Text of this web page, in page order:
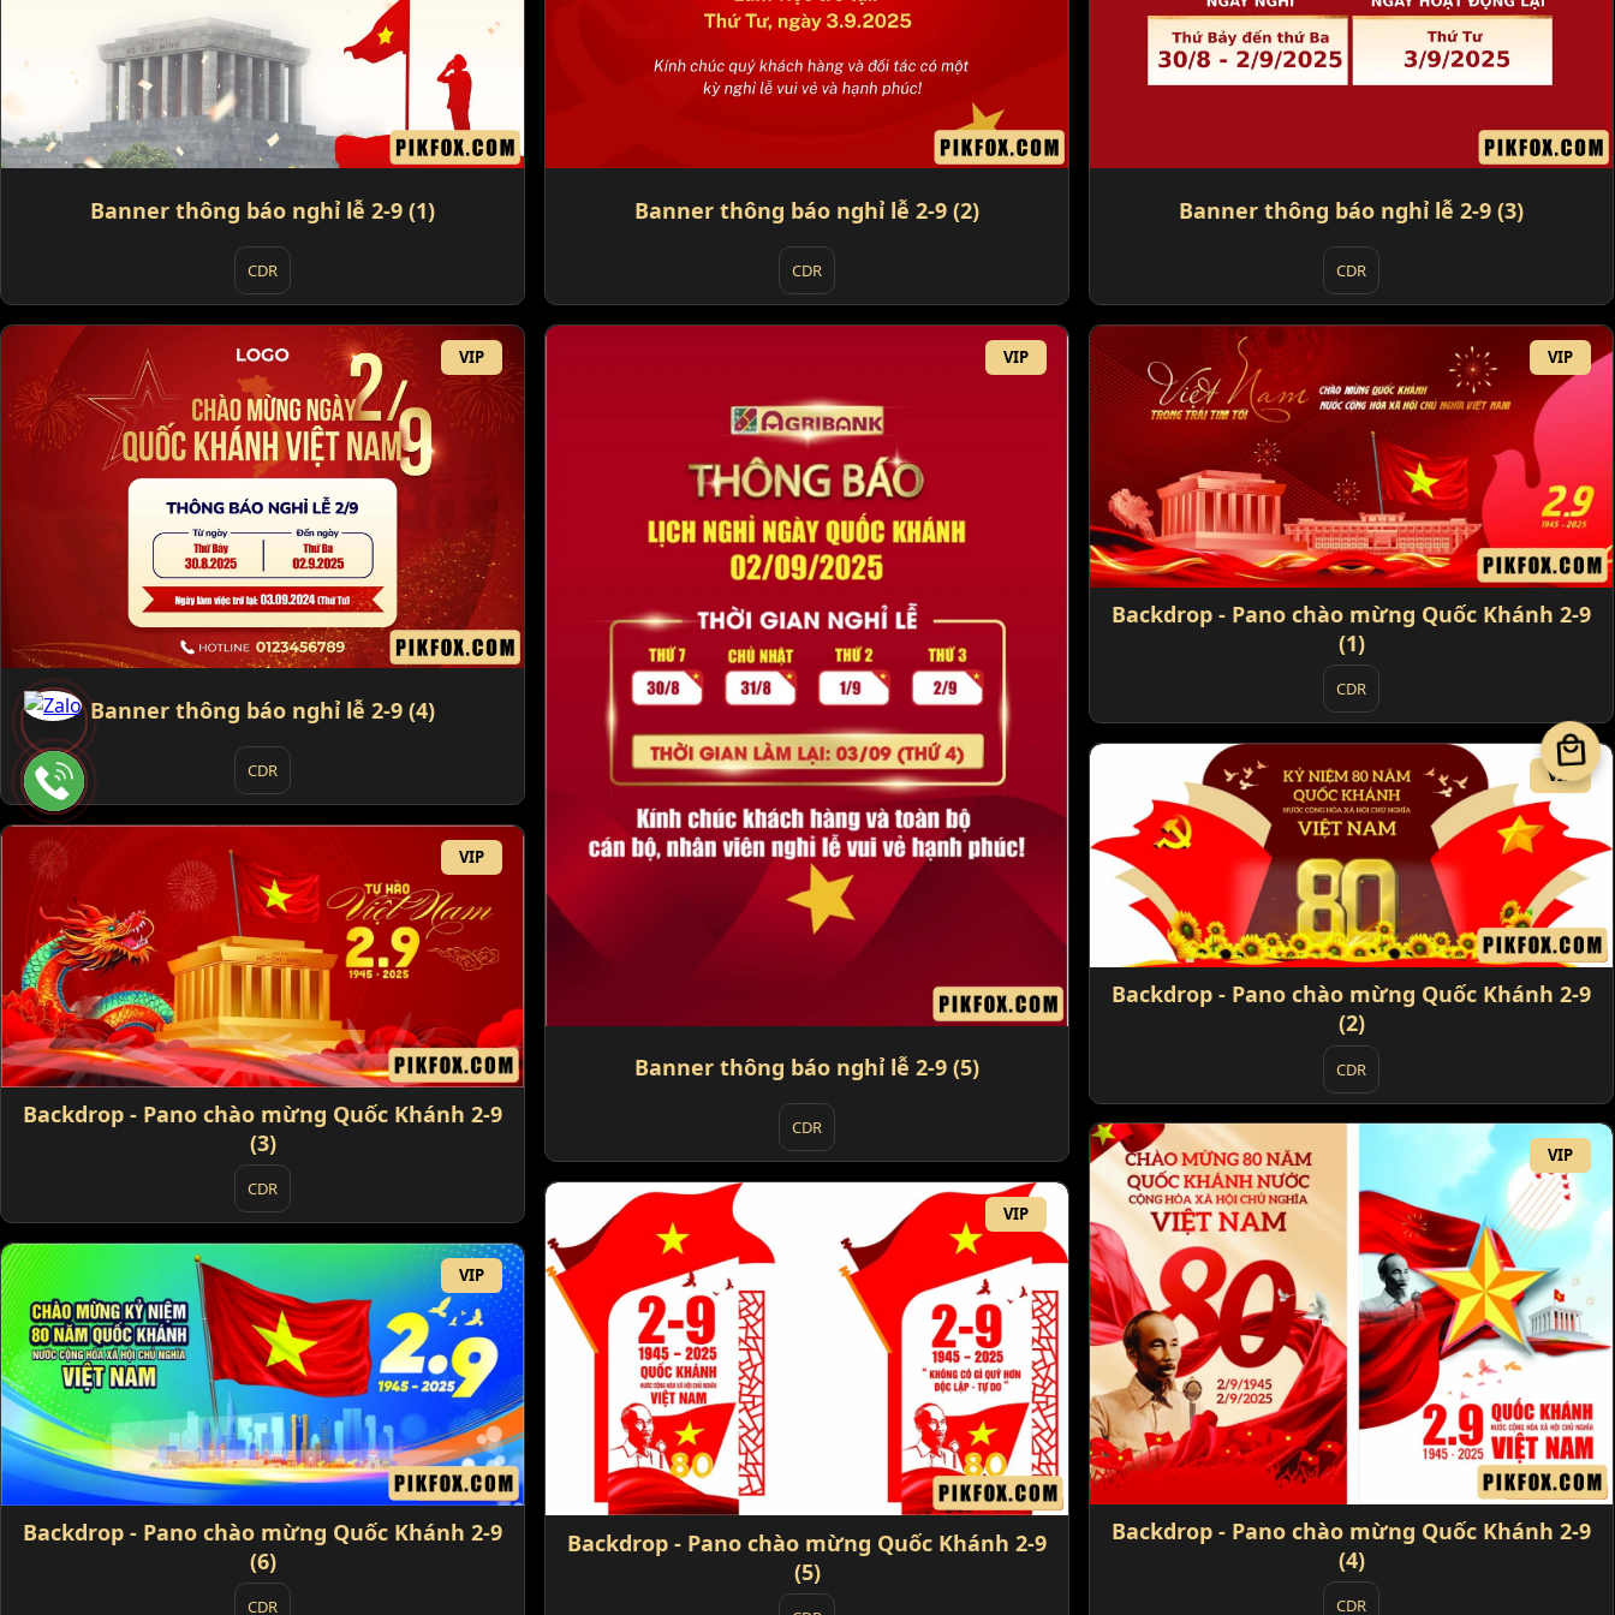
Banner thông báo nghỉ lễ 2-9 (1)
CDR
Banner thông báo nghỉ lễ 2-9 (2)
CDR
Banner thông báo nghỉ lễ 2-9 (3)
CDR
VIP
Banner thông báo nghỉ lễ 2-9 (4)
CDR
VIP
Banner thông báo nghỉ lễ 2-9 (5)
CDR
VIP
Backdrop - Pano chào mừng Quốc Khánh 2-9
(1)
CDR
VIP
Backdrop - Pano chào mừng Quốc Khánh 2-9
(2)
CDR
VIP
Backdrop - Pano chào mừng Quốc Khánh 2-9
(3)
CDR
VIP
Backdrop - Pano chào mừng Quốc Khánh 2-9
(4)
CDR
VIP
Backdrop - Pano chào mừng Quốc Khánh 2-9
(5)
VIP
Backdrop - Pano chào mừng Quốc Khánh 2-9
(6)
CDR
local_mall